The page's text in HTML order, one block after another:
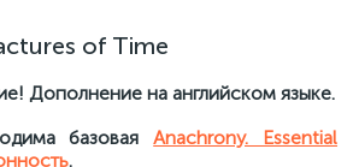
of Time
Дополнение на английском языке.
базоваяAnachrony. Essential
.